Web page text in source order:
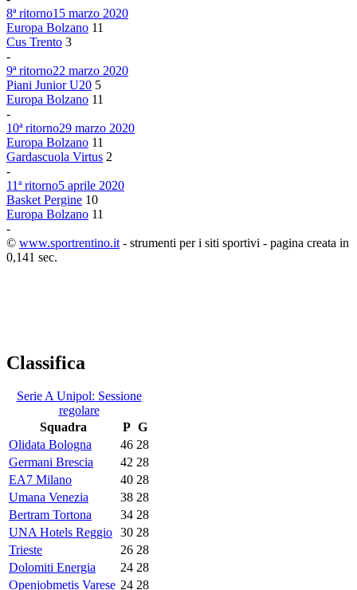
8ª ritorno15 marzo 2020
Europa Bolzano 11
Cus Trento 3
-
9ª ritorno22 marzo 2020
Piani Junior U20 5
Europa Bolzano 11
-
10ª ritorno29 marzo 2020
Europa Bolzano 11
Gardascuola Virtus 2
-
11ª ritorno5 aprile 2020
Basket Pergine 10
Europa Bolzano 11
-
© www.sportrentino.it - strumenti per i siti sportivi - pagina creata in
0,141 sec.
Classifica
Serie A Unipol: Sessione
regolare
Squadra
P G
Olidata Bologna
46 28
Germani Brescia
42 28
EA7 Milano
40 28
Umana Venezia
38 28
Bertram Tortona
34 28
UNA Hotels Reggio 30 28
Trieste
26 28
Dolomiti Energia
24 28
Openjobmetis Varese 24 28